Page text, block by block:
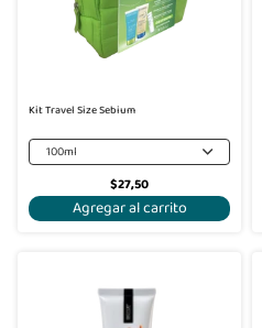
Kit Travel Size Sebium
100ml
$27,50
Agregar al carrito